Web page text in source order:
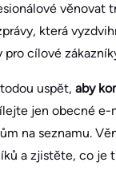
věnovat
která
cílové
uspět, aby
jen obecné e-
na seznamu.
a zjistěte, co je